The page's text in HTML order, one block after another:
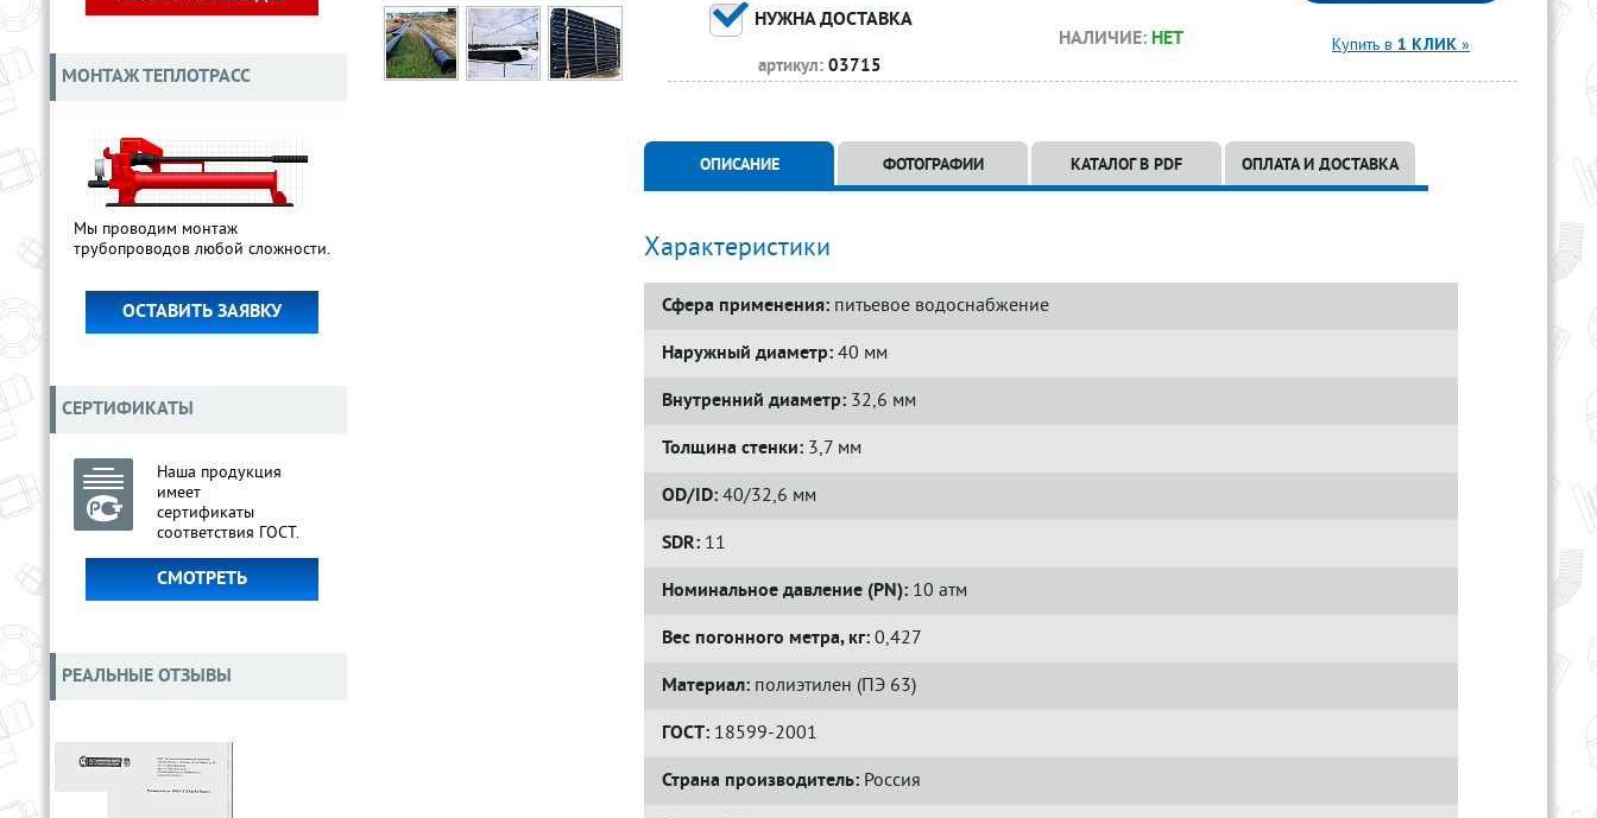
НУЖНА ДОСТАВКА
артикул: 03715
НАЛИЧИЕ: НЕТ Купить в 1 КЛИК »
ОПИСАНИЕ ФОТОГРАФИИ КАТАЛОГ В PDF ОПЛАТА И ДОСТАВКА
Характеристики
Сфера применения: питьевое водоснабжение
Наружный диаметр: 40 мм
Внутренний диаметр: 32,6 мм
Толщина стенки: 3,7 мм
OD/ID: 40/32,6 мм
SDR: 11
Номинальное давление (PN): 10 атм
Вес погонного метра, кг: 0,427
Материал: полиэтилен (ПЭ 63)
ГОСТ: 18599-2001
Страна производитель: Россия
МОНТАЖ ТЕПЛОТРАСС
Мы проводим монтаж
трубопроводов любой сложности.
ОСТАВИТЬ ЗАЯВКУ
СЕРТИФИКАТЫ
Наша продукция
имеет
сертификаты
соответствия ГОСТ.
СМОТРЕТЬ
РЕАЛЬНЫЕ ОТЗЫВЫ